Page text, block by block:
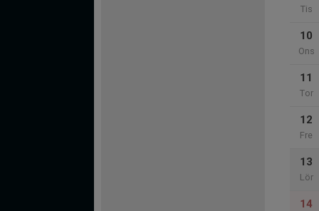
Tis
10
Ons
11
Tor
12
Fre
13
Lör
14